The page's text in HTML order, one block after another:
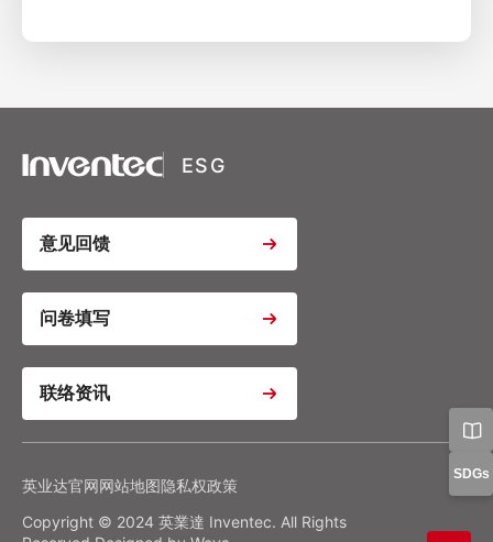
SDGs
全部拒绝 同意全部
XSRF Token
Youtube Video Iframe
Youtube Video Iframe
Youtube Video Iframe
Google Analytics
确认我的选择
ESG
意见回馈
问卷填写
联络资讯
英业达官网网站地图隐私权政策
Copyright © 2024 英業達 Inventec. All Rights